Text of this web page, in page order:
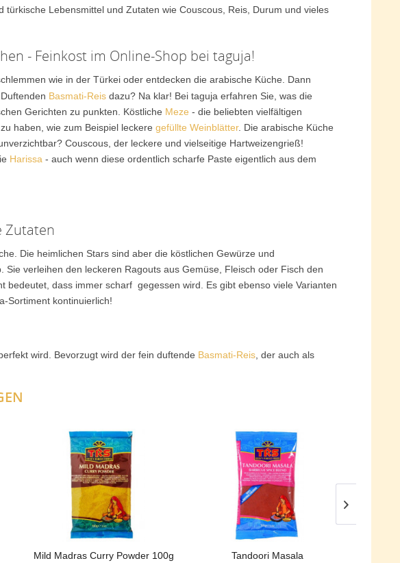
Lebensmittel und Zutaten wie Couscous, Reis, Durum und vieles
- Feinkost im Online-Shop bei taguja!
wie in der Türkei oder entdecken die arabische Küche. Dann
Basmati-Reis dazu? Na klar! Bei taguja erfahren Sie, was die
Gerichten zu punkten. Köstliche Meze - die beliebten vielfältigen
haben, wie zum Beispiel leckere gefüllte Weinblätter. Die arabische Küche
Couscous, der leckere und vielseitige Hartweizengrieß!
Harissa - auch wenn diese ordentlich scharfe Paste eigentlich aus dem
Zutaten
Die heimlichen Stars sind aber die köstlichen Gewürze und
Sie verleihen den leckeren Ragouts aus Gemüse, Fleisch oder Fisch den
dass immer scharf gegessen wird. Es gibt ebenso viele Varianten
Sortiment kontinuierlich!
wird. Bevorzugt wird der fein duftende Basmati-Reis , der auch als
sich:
Mild Madras Curry Powder 100g
Tandoori Masala